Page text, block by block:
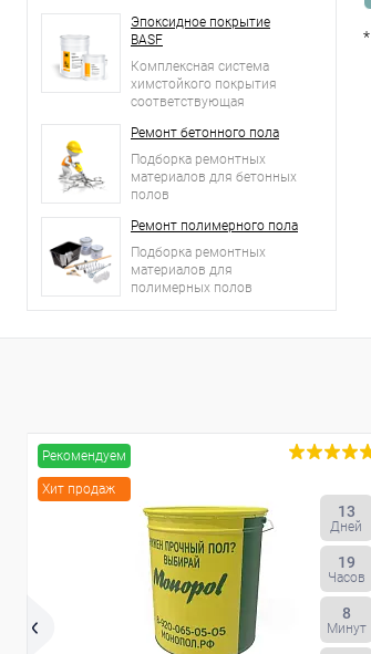
Эпоксидное покрытие
BASF
Комплексная система
химстойкого покрытия
соответствующая
Ремонт бетонного пола
Подборка ремонтных
материалов для бетонных
полов
Ремонт полимерного пола
Подборка ремонтных
материалов для
полимерных полов
*
Рекомендуем
Хит продаж
13
Дней
19
Часов
8
Минут